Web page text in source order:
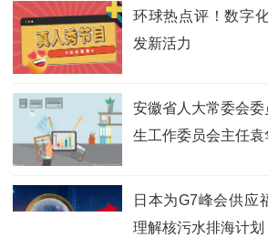
环球热点评！数字
发新活力
安徽省人大常委会
生工作委员会主任袁
日本为G7峰会供应
理解核污水排海计